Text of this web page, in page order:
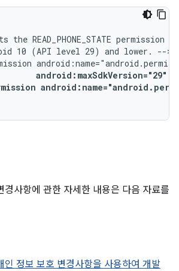
the READ_PHONE_STATE permission
10 (API level 29) and lower.
android:maxSdkVersion="29"
경사항에 관한 자세한 내용은 다음 자료를
인 정보 보호 변경사항을 사용하여 개발